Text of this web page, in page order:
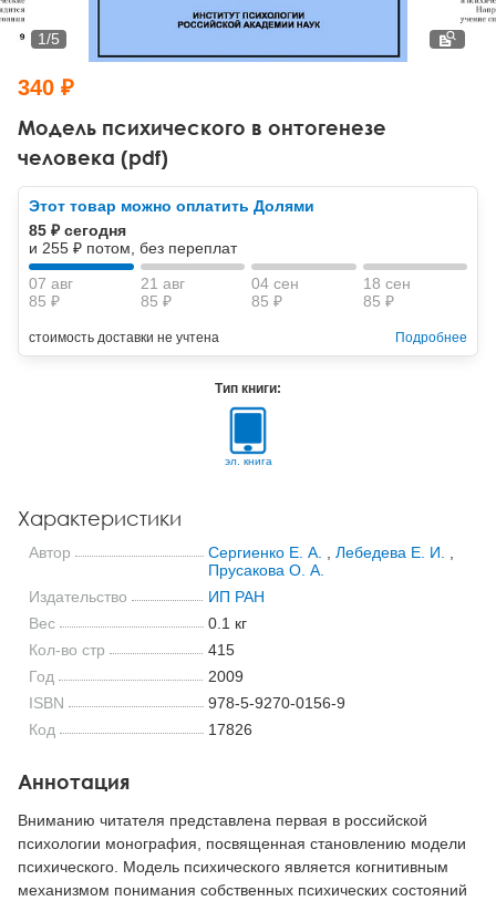
Тревожные расстройства, панические атаки
Психодрама
Другие направления психотерапии
Классический, эриксоновский гипноз и НЛП
НЛП
Психология труда и эргономика
Социальная психология
Социальная и организационная психология
Классический и юнгианский психоанализ
Модель психического в онтогенезе
человека (pdf)
1/5
340 ₽
Этот товар можно оплатить Долями
85 ₽ сегодня
и 255 ₽ потом, без переплат
07 авг
85 ₽
21 авг
85 ₽
04 сен
85 ₽
18 сен
85 ₽
стоимость доставки не учтена Подробнее
Тип книги:
эл. книга
Характеристики
Автор Сергиенко Е. А. Лебедева Е. И.
Прусакова О. А.
Издательство
ИП РАН
Вес
0.1 кг
Кол-во стр
415
Год
2009
ISBN
978-5-9270-0156-9
Код
17826
Аннотация
Вниманию читателя представлена первая в российской
психологии монография, посвященная становлению модели
психического. Модель психического является когнитивным
механизмом понимания собственных психических состояний